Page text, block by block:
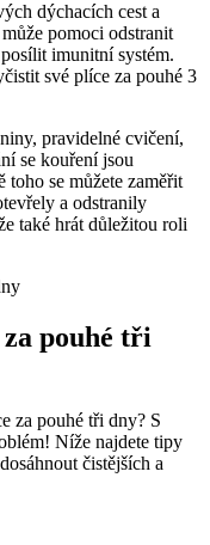
dýchacích cest a
pomoci odstranit
imunitní systém.
své plíce za pouhé 3
pravidelné cvičení,
se kouření jsou
se můžete zaměřit
a odstranily
také hrát důležitou roli
pouhé tři
za pouhé tři dny? S
Níže najdete tipy
čistějších a